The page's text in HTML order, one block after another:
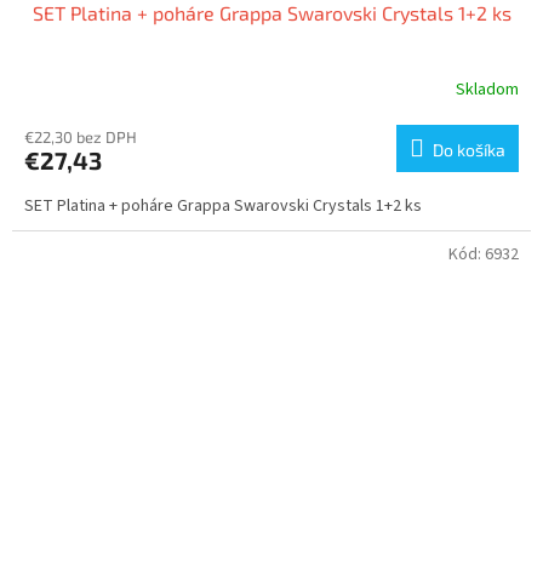
SET Platina + poháre Grappa Swarovski Crystals 1+2 ks
Skladom
€22,30 bez DPH
€27,43 Do košíka
SET Platina + poháre Grappa Swarovski Crystals 1+2 ks
Kód: 6932